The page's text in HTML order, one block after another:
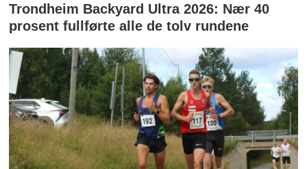
Trondheim Backyard Ultra 2026: Nær 40
prosent fullførte alle de tolv rundene